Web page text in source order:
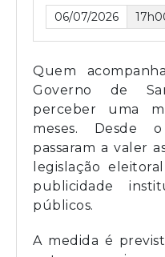
06/07/2026
Quem
Governo de
perceber uma
meses. Desde
passaram a valer
legislação
publicidade
públicos.
A medida é